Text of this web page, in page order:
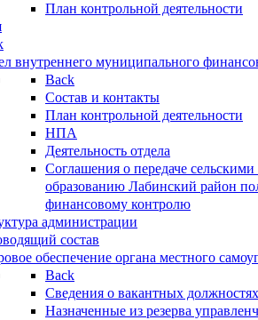
План контрольной деятельности
внутреннего муниципального
Back
Состав и контакты
План контрольной деятельности
НПА
Деятельность отдела
Соглашения о передаче
образованию Лабинский район
финансовому контролю
администрации
состав
обеспечение органа местного
Back
Сведения о вакантных
Назначенные из резерва